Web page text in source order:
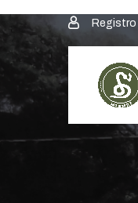
Registro